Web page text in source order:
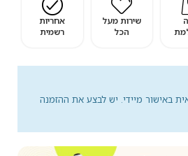
שירות מעל
הכל
אחריות
רשמית
באישור מיידי. יש לבצע את ההזמנה